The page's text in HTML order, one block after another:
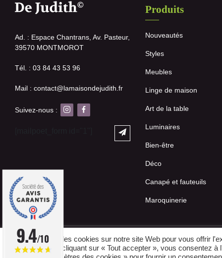
Ad. : Espace Chantrans, Av. Pasteur,
39570 MONTMOROT
Tél. : 03 84 43 53 96
Mail : contact@lamaisondejudith.fr
Suivez-nous :
Produits
Nouveautés
Styles
Meubles
Linge de maison
Art de la table
Luminaires
Bien-être
Déco
Canapé et fauteuils
Maroquinerie
Nous utilisons des cookies sur notre site Web pour vous offrir
vos visites. En cliquant sur « Tout accepter », vous consentez
9.4/10